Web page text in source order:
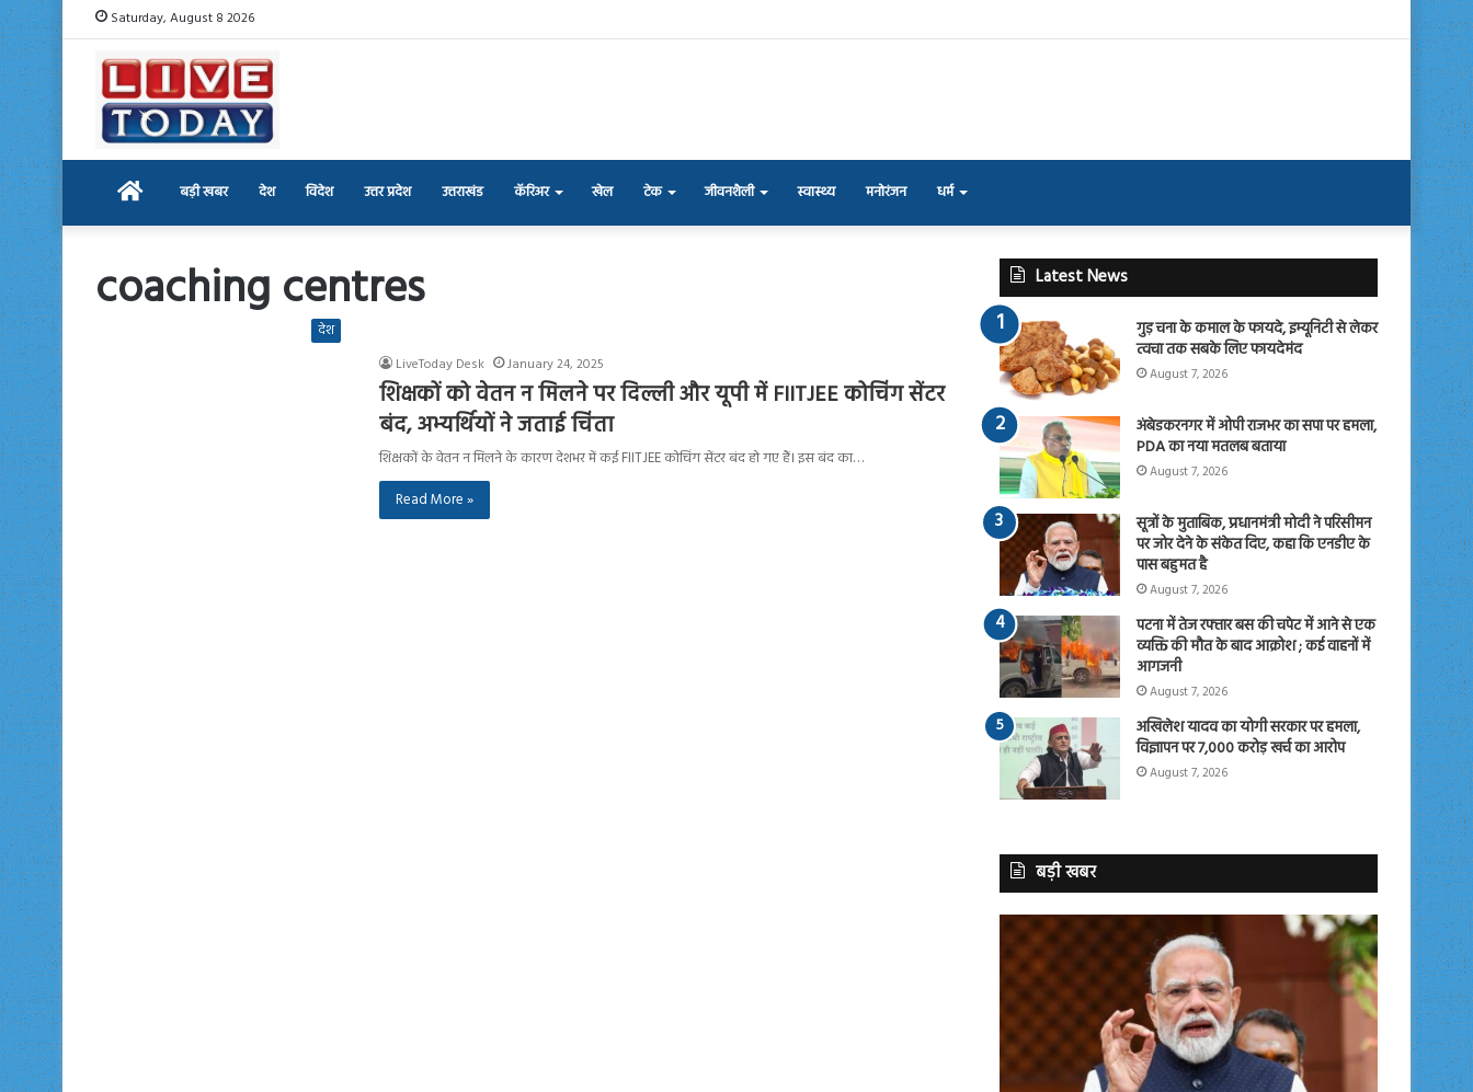
Saturday, August 8 2026
Home बड़ी खबर देश विदेश उत्तर प्रदेश उत्तराखंड कॅरिअर खेल टेक जीवनशैली स्वास्थ्य मनोरंजन धर्म
coaching centres
देश
LiveToday Desk
January 24, 2025
शिक्षकों को वेतन न मिलने पर दिल्ली और यूपी में FIITJEE कोचिंग सेंटर
बंद, अभ्यर्थियों ने जताई चिंता
शिक्षकों के वेतन न मिलने के कारण देशभर में कई FIITJEE कोचिंग सेंटर बंद हो गए हैं। इस बंद का…
Read More »
Latest News
गुड़ चना के कमाल के फायदे, इम्यूनिटी से लेकर
त्वचा तक सबके लिए फायदेमंद
August 7, 2026
अंबेडकरनगर में ओपी राजभर का सपा पर हमला,
PDA का नया मतलब बताया
August 7, 2026
सूत्रों के मुताबिक, प्रधानमंत्री मोदी ने परिसीमन
पर जोर देने के संकेत दिए, कहा कि एनडीए के
पास बहुमत है
August 7, 2026
पटना में तेज रफ्तार बस की चपेट में आने से एक
व्यक्ति की मौत के बाद आक्रोश ; कई वाहनों में
आगजनी
August 7, 2026
अखिलेश यादव का योगी सरकार पर हमला,
विज्ञापन पर 7,000 करोड़ खर्च का आरोप
August 7, 2026
बड़ी खबर